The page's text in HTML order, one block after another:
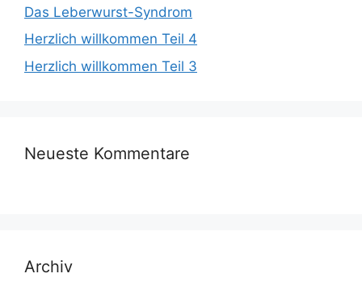
Das Leberwurst-Syndrom
Herzlich willkommen Teil 4
Herzlich willkommen Teil 3
Neueste Kommentare
Archiv